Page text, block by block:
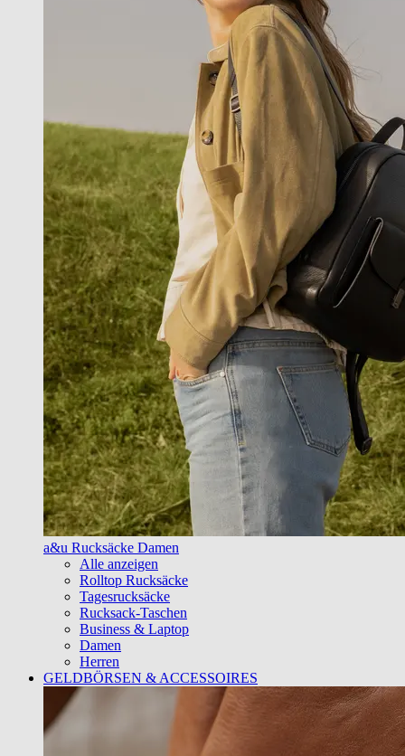
a&u Rucksäcke Damen
Alle anzeigen
Rolltop Rucksäcke
Tagesrucksäcke
Rucksack-Taschen
Business & Laptop
Damen
Herren
GELDBÖRSEN & ACCESSOIRES